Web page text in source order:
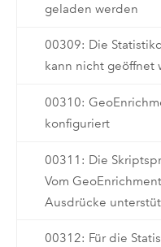
geladen werden
00309: Die
kann nicht geöffnet
00310:
konfiguriert
00311: Die
Vom
Ausdrücke
00312: Für die